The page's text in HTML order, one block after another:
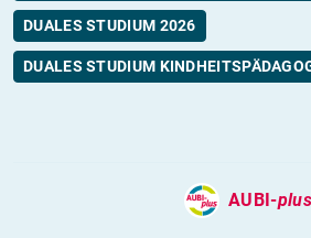
DUALES STUDIUM 2026
DUALES STUDIUM
AUBI-plus